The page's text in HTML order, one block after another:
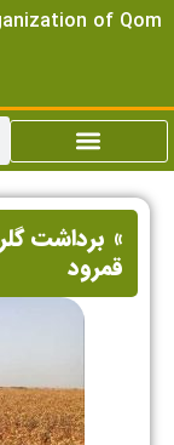
of Qom
» برداشت
قمرود